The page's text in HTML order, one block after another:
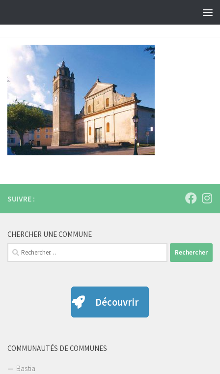
SUIVRE :
CHERCHER UNE COMMUNE
Rechercher :
Découvrir
COMMUNAUTÉS DE COMMUNES
Bastia